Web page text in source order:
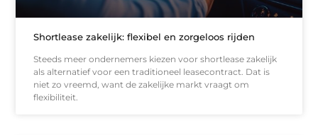
Shortlease zakelijk: flexibel en zorgeloos rijden
Steeds meer ondernemers kiezen voor shortlease zakelijk
als alternatief voor een traditioneel leasecontract. Dat is
niet zo vreemd, want de zakelijke markt vraagt om
flexibiliteit.